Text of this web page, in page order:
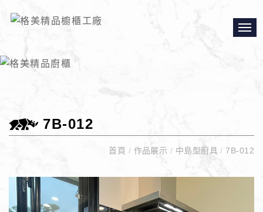
7B-012
首頁 / 作品展示 / 中島型廚具/ 7B-012